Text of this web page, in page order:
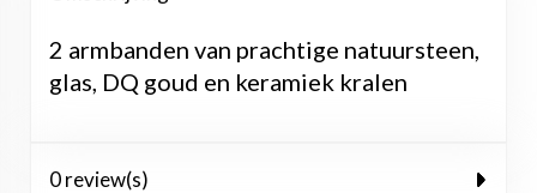
2 armbanden van prachtige natuursteen,
glas, DQ goud en keramiek kralen
0 review(s)